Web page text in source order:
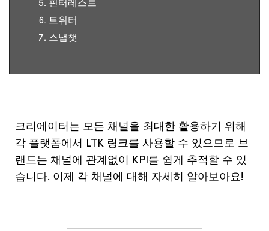
핀터레스트
트위터
스냅챗
크리에이터는 모든 채널을 최대한 활용하기 위해
각 플랫폼에서 LTK 링크를 사용할 수 있으므로 브
랜드는 채널에 관계없이 KPI를 쉽게 추적할 수 있
습니다. 이제 각 채널에 대해 자세히 알아보아요!